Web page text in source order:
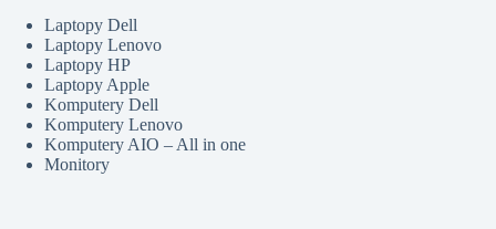
Laptopy Dell
Laptopy Lenovo
Laptopy HP
Laptopy Apple
Komputery Dell
Komputery Lenovo
Komputery AIO – All in one
Monitory